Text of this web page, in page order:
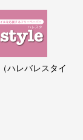
ハレバレスタイ